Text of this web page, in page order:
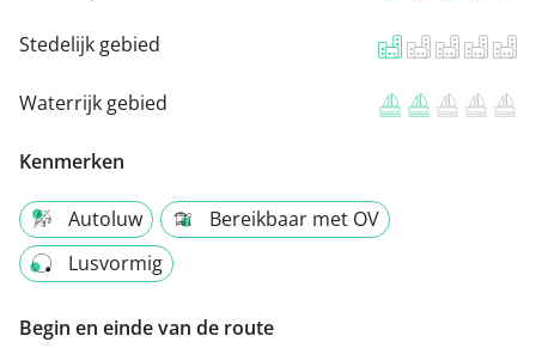
Stedelijk gebied
Waterrijk gebied
Kenmerken
Autoluw
Bereikbaar met OV
Lusvormig
Begin en einde van de route